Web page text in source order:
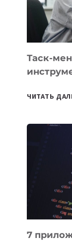
Таск-
ЧИТАТЬ
7